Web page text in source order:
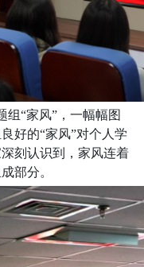
组“家风”，一幅幅图
好的“家风”对个人学
刻认识到，家风连着
部分。